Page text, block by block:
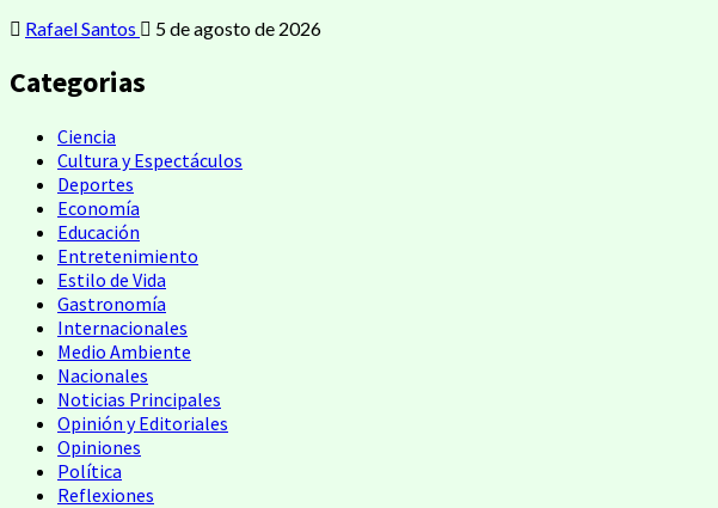
Rafael Santos 5 de agosto de 2026
Categorias
Ciencia
Cultura y Espectáculos
Deportes
Economía
Educación
Entretenimiento
Estilo de Vida
Gastronomía
Internacionales
Medio Ambiente
Nacionales
Noticias Principales
Opinión y Editoriales
Opiniones
Política
Reflexiones